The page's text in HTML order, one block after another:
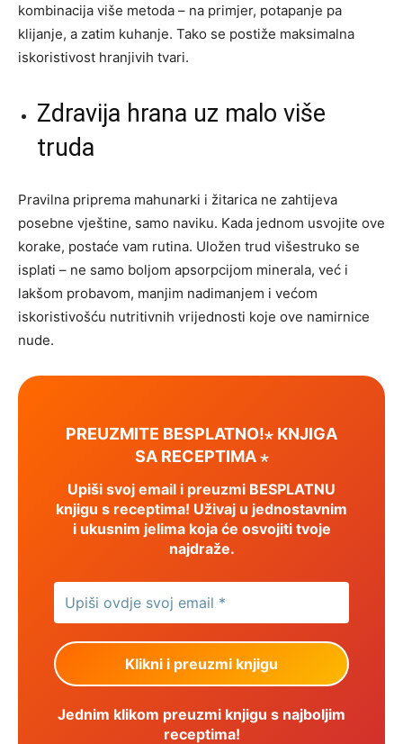
kombinacija više metoda – na primjer, potapanje pa
klijanje, a zatim kuhanje. Tako se postiže maksimalna
iskoristivost hranjivih tvari.
Zdravija hrana uz malo više
truda
Pravilna priprema mahunarki i žitarica ne zahtijeva
posebne vještine, samo naviku. Kada jednom usvojite ove
korake, postaće vam rutina. Uložen trud višestruko se
isplati – ne samo boljom apsorpcijom minerala, već i
lakšom probavom, manjim nadimanjem i većom
iskoristivošću nutritivnih vrijednosti koje ove namirnice
nude.
PREUZMITE BESPLATNO!⋆ KNJIGA
SA RECEPTIMA ⋆
Upiši svoj email i preuzmi BESPLATNU
knjigu s receptima! Uživaj u jednostavnim
i ukusnim jelima koja će osvojiti tvoje
najdraže.
Jednim klikom preuzmi knjigu s najboljim
receptima!